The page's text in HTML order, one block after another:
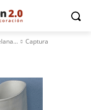
Captura